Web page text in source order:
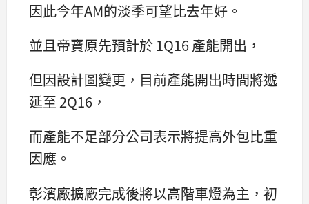
因此今年AM的淡季可望比去年好。
並且帝寶原先預計於 1Q16 產能開出，
但因設計圖變更，目前產能開出時間將遞
延至 2Q16，
而產能不足部分公司表示將提高外包比重
因應。
彰濱廠擴廠完成後將以高階車燈為主，初